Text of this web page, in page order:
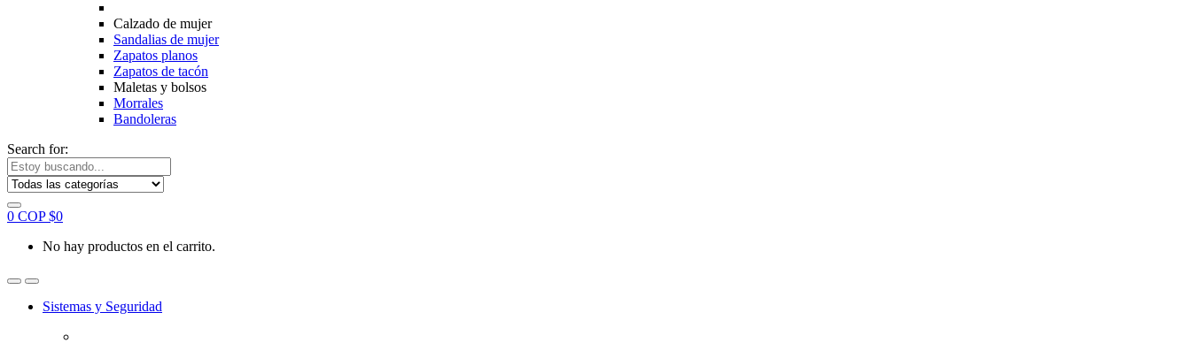
Calzado de mujer
Sandalias de mujer
Zapatos planos
Zapatos de tacón
Maletas y bolsos
Morrales
Bandoleras
Search for:
0 COP $0
No hay productos en el carrito.
Sistemas y Seguridad